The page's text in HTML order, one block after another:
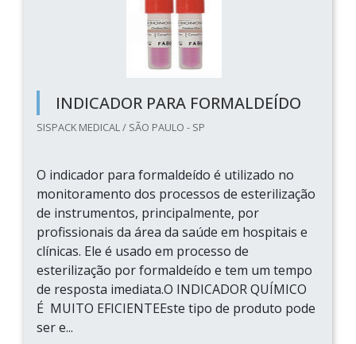
INDICADOR PARA FORMALDEÍDO
SISPACK MEDICAL / SÃO PAULO - SP
O indicador para formaldeído é utilizado no
monitoramento dos processos de esterilização
de instrumentos, principalmente, por
profissionais da área da saúde em hospitais e
clínicas. Ele é usado em processo de
esterilização por formaldeído e tem um tempo
de resposta imediata.O INDICADOR QUÍMICO
É MUITO EFICIENTEEste tipo de produto pode
ser e...